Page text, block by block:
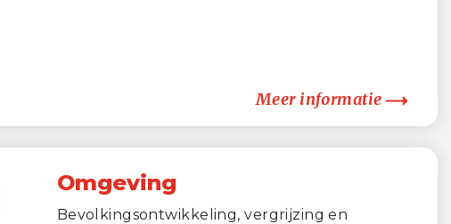
Meer informatie
Omgeving
Bevolkingsontwikkeling, vergrijzing en